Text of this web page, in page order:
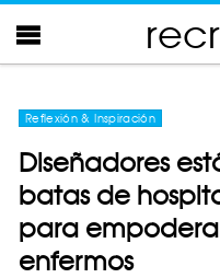
Reflexión & Inspiración
Diseñadores
batas de
para
enfermos